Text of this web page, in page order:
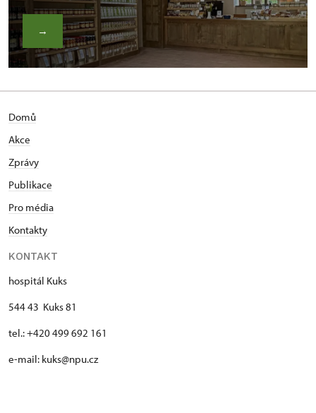
→
Domů
Akce
Zprávy
Publikace
Pro média
Kontakty
KONTAKT
hospitál Kuks
544 43 Kuks 81
tel.: +420 499 692 161
e-mail: kuks@npu.cz